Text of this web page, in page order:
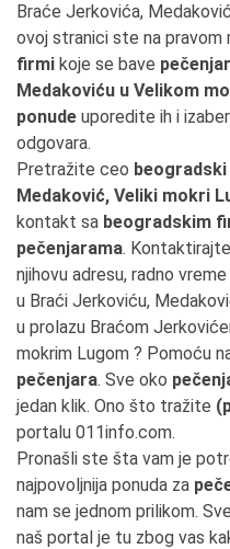
Braće Jerkovića,
ovoj stranici ste na
firmi koje se bave
Medakoviću u Velikom
ponude uporedite ih i
odgovara.
Pretražite ceo
Medaković, Veliki mokri
kontakt sa beogradskim
pečenjarama.
njihovu adresu, radno
u Braći Jerkoviću,
u prolazu Braćom
mokrim Lugom ? Pomoću
pečenjara. Sve oko
jedan klik. Ono što tražite
portalu 011info.com.
Pronašli ste šta vam je
najpovoljnija ponuda za
nam se jednom prilikom. Sve
naš portal je tu zbog vas